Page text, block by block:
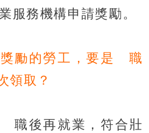
服務機構申請獎勵。
勵的勞工，要是離職
領取？
職後再就業，符合壯